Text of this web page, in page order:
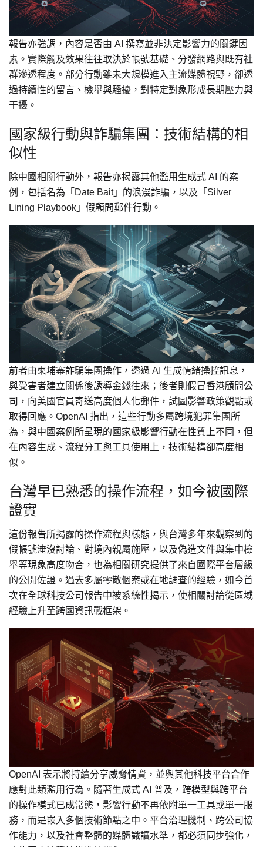
報告亦強調，內容是否由 AI 撰寫並非決定影響力的關鍵因
素。實際觸及效果往往取決於帳號基礎、分發網路與既有社
群滲透程度。部分行動雖未大規模進入主流媒體視野，卻透
過持續性的留言、檢舉與騷擾，對特定對象形成長期壓力與
干擾。
國家級行動與詐騙集團：技術結構的相
似性
除中國相關行動外，報告亦揭露其他濫用生成式 AI 的案
例，包括名為「Date Bait」的浪漫詐騙，以及「Silver
Lining Playbook」假顧問郵件行動。
前者由柬埔寨詐騙集團操作，透過 AI 生成情緒操控訊息，
與受害者建立關係後誘導金錢往來；後者則假冒香港顧問公
司，向美國官員寄送高度個人化郵件，試圖影響政策觀點或
取得回應。OpenAI 指出，這些行動多屬跨境犯罪集團所
為，與中國案例所呈現的國家級影響行動在性質上不同，但
在內容生成、流程分工與工具使用上，技術結構卻高度相
似。
台灣早已熟悉的操作流程，如今被國際
證實
這份報告所揭露的操作流程與樣態，與台灣多年來觀察到的
假帳號淹沒討論、對境內親屬施壓，以及偽造文件與集中檢
舉等現象高度吻合，也為相關研究提供了來自國際平台層級
的公開佐證。過去多屬零散個案或在地調查的經驗，如今首
次在全球科技公司報告中被系統性揭示，使相關討論從區域
經驗上升至跨國資訊戰框架。
OpenAI 表示將持續分享威脅情資，並與其他科技平台合作
應對此類濫用行為。隨著生成式 AI 普及，跨模型與跨平台
的操作模式已成常態，影響行動不再依附單一工具或單一服
務，而是嵌入多個技術節點之中。平台治理機制、跨公司協
作能力，以及社會整體的媒體識讀水準，都必須同步強化，